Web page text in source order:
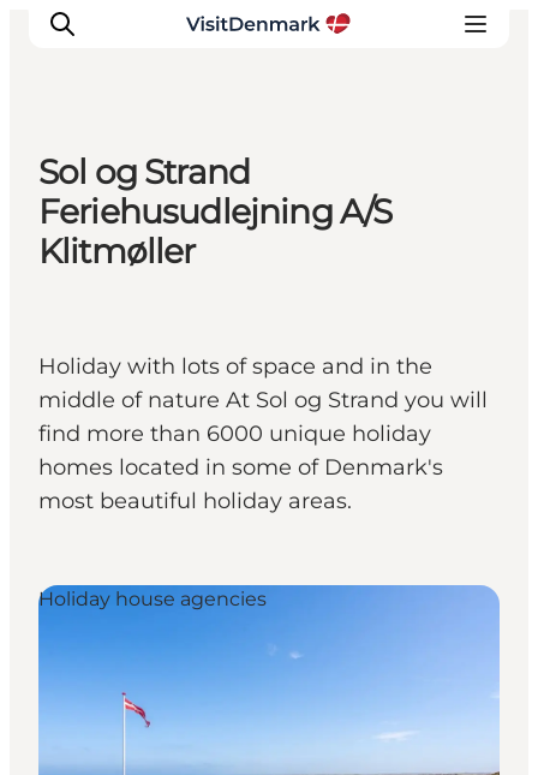
Ispirazioni
Dove andare
Cosa fare
Sol og Strand
Feriehusudlejning A/S
Klitmøller
Holiday with lots of space and in the
middle of nature At Sol og Strand you will
find more than 6000 unique holiday
homes located in some of Denmark's
most beautiful holiday areas.
Holiday house agencies